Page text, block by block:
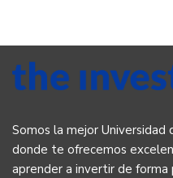
Somos la mejor Universidad
donde te ofrecemos
aprender a invertir de forma